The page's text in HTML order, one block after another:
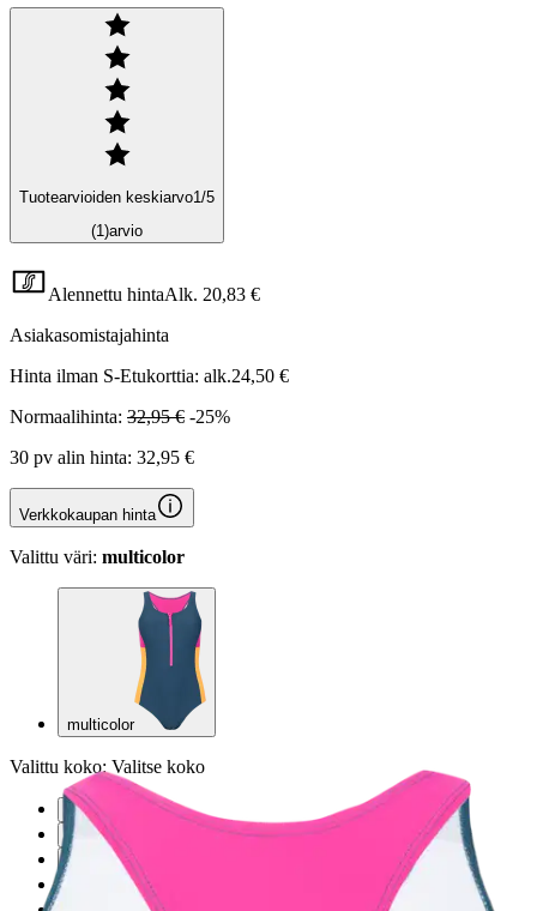
Tuotearvioiden keskiarvo1 /5
(1)arvio
Alennettu hintaAlk. 20,83 €
Asiakasomistajahinta
Hinta ilman S-Etukorttia: alk.24,50 €
Normaalihinta: 32,95 € -25%
30 pv alin hinta: 32,95 €
Verkkokaupan hinta
Valittu väri: multicolor
multicolor
Valittu koko: Valitse koko
XS
S
M